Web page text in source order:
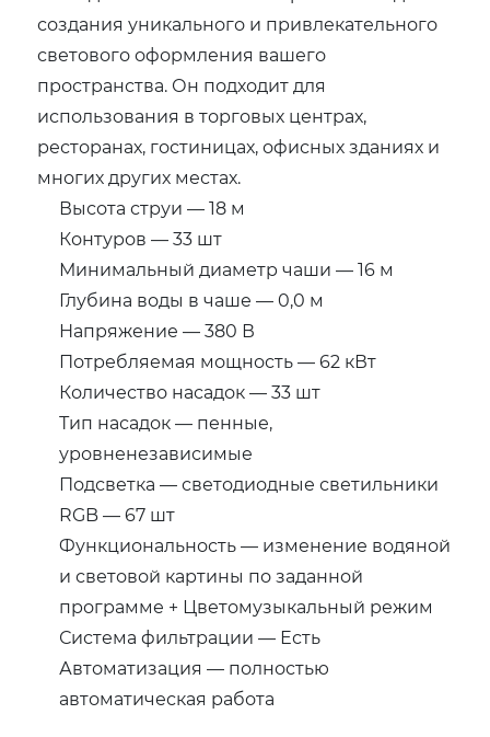
создания уникального и привлекательного
светового оформления вашего
пространства. Он подходит для
использования в торговых центрах,
ресторанах, гостиницах, офисных зданиях и
многих других местах.
Высота струи — 18 м
Контуров — 33 шт
Минимальный диаметр чаши — 16 м
Глубина воды в чаше — 0,0 м
Напряжение — 380 В
Потребляемая мощность — 62 кВт
Количество насадок — 33 шт
Тип насадок — пенные,
уровненезависимые
Подсветка — светодиодные светильники
RGB — 67 шт
Функциональность — изменение водяной
и световой картины по заданной
программе + Цветомузыкальный режим
Система фильтрации — Есть
Автоматизация — полностью
автоматическая работа